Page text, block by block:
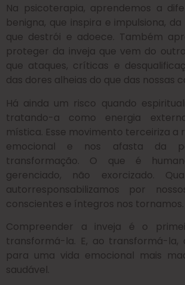
Na psicoterapia, aprendemos a
benigna, que inspira e impulsiona,
que destrói e adoece. Também
proteger da inveja que vem do
que ataques, críticas e
das dores alheias do que das nossas
Há ainda um risco quando
tratando-a como energia
mística. Esse movimento terceiriza a
emocional e nos afasta da
transformação. O que é
gerenciado, não exorcizado.
autorresponsabilizamos por
conscientes e íntegros nos tornamos.
Compreender a inveja é o
transformá-la. E, ao transformá-la,
para uma vida emocional mais
saudável.